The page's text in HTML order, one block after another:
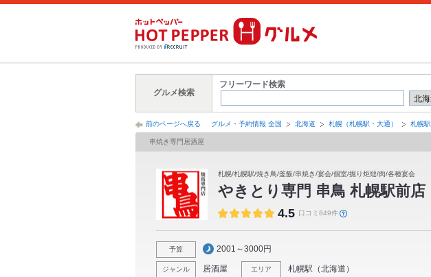
グルメ検索
フリーワード検索
前のページへ戻る グルメ・予約情報 全国 北海道 札幌（札幌駅・大通） 札幌駅
串焼き専門居酒屋
札幌/札幌駅/焼き鳥/釜飯/串焼き/宴会/個室/掘り炬燵/肉/各種宴会
やきとり専門 串鳥 札幌駅前店
4.5 口コミ849件
予算 2001～3000円
ジャンル 居酒屋 エリア 札幌駅 （北海道 ）